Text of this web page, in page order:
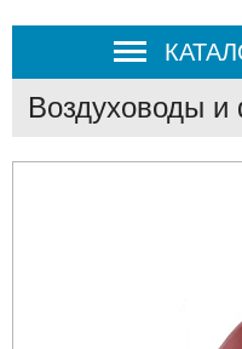
Воздуховоды